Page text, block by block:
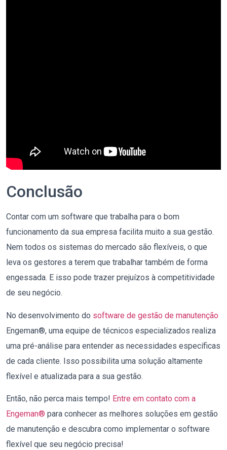
Conclusão
Contar com um software que trabalha para o bom
funcionamento da sua empresa facilita muito a sua gestão.
Nem todos os sistemas do mercado são flexíveis, o que
leva os gestores a terem que trabalhar também de forma
engessada. E isso pode trazer prejuízos à competitividade
de seu negócio.
No desenvolvimento do software de gestão de manutenção
Engeman®, uma equipe de técnicos especializados realiza
uma pré-análise para entender as necessidades específicas
de cada cliente. Isso possibilita uma solução altamente
flexível e atualizada para a sua gestão.
Então, não perca mais tempo! Entre em contato com a
Engeman® para conhecer as melhores soluções em gestão
de manutenção e descubra como implementar o software
flexível que seu negócio precisa!